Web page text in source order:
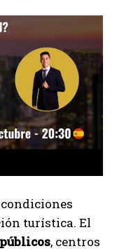
turística. El
, centros